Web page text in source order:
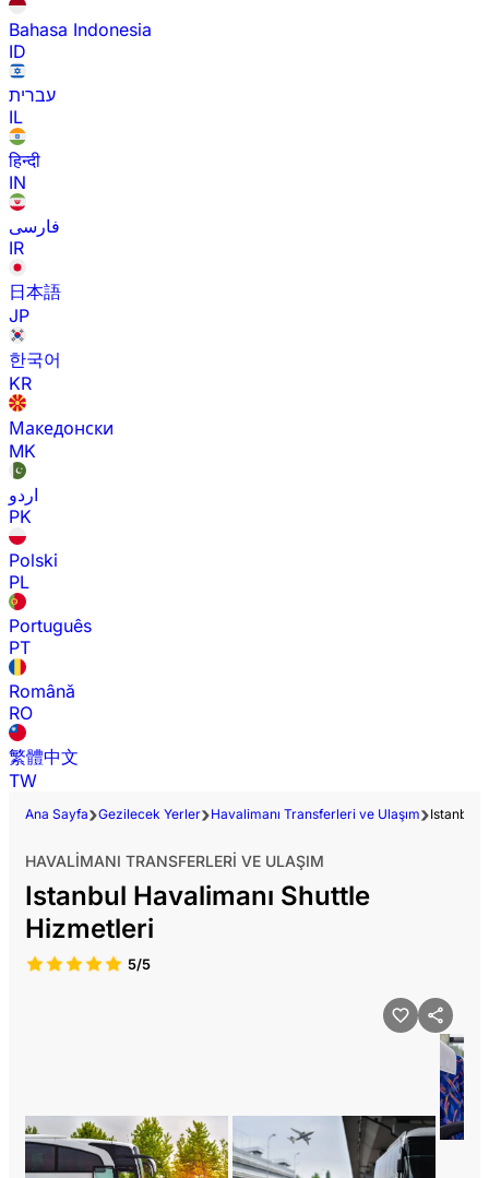
Bahasa Indonesia
ID
עברית
IL
हिन्दी
IN
فارسی
IR
日本語
JP
한국어
KR
Македонски
MK
اردو
PK
Polski
PL
Português
PT
Română
RO
繁體中文
TW
Ana Sayfa Gezilecek Yerler Havalimanı Transferleri ve Ulaşım Istanbul
HAVALIMANI TRANSFERLERI VE ULAŞIM
Istanbul Havalimanı Shuttle
Hizmetleri
5/5